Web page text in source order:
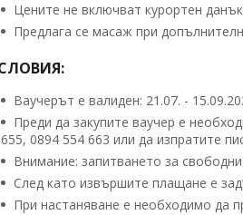
Цените не включват курортен
Предлага се масаж при
Ваучерът е валиден: 21.07. -
Преди да закупите ваучер е
655, 0894 554 663 или да изпратите
Внимание: запитването за
След като извършите плащане е
При настаняване е необходимо да